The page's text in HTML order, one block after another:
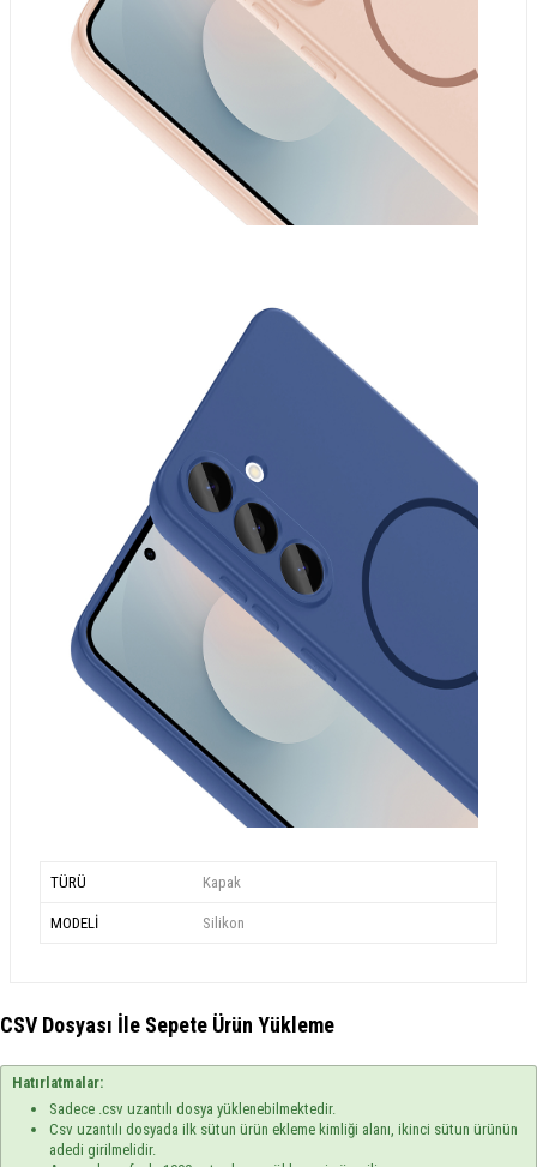
TÜRÜ Kapak
MODELİ Silikon
CSV Dosyası İle Sepete Ürün Yükleme
Hatırlatmalar:
Sadece .csv uzantılı dosya yüklenebilmektedir.
Csv uzantılı dosyada ilk sütun ürün ekleme kimliği alanı, ikinci sütun ürünün
adedi girilmelidir.